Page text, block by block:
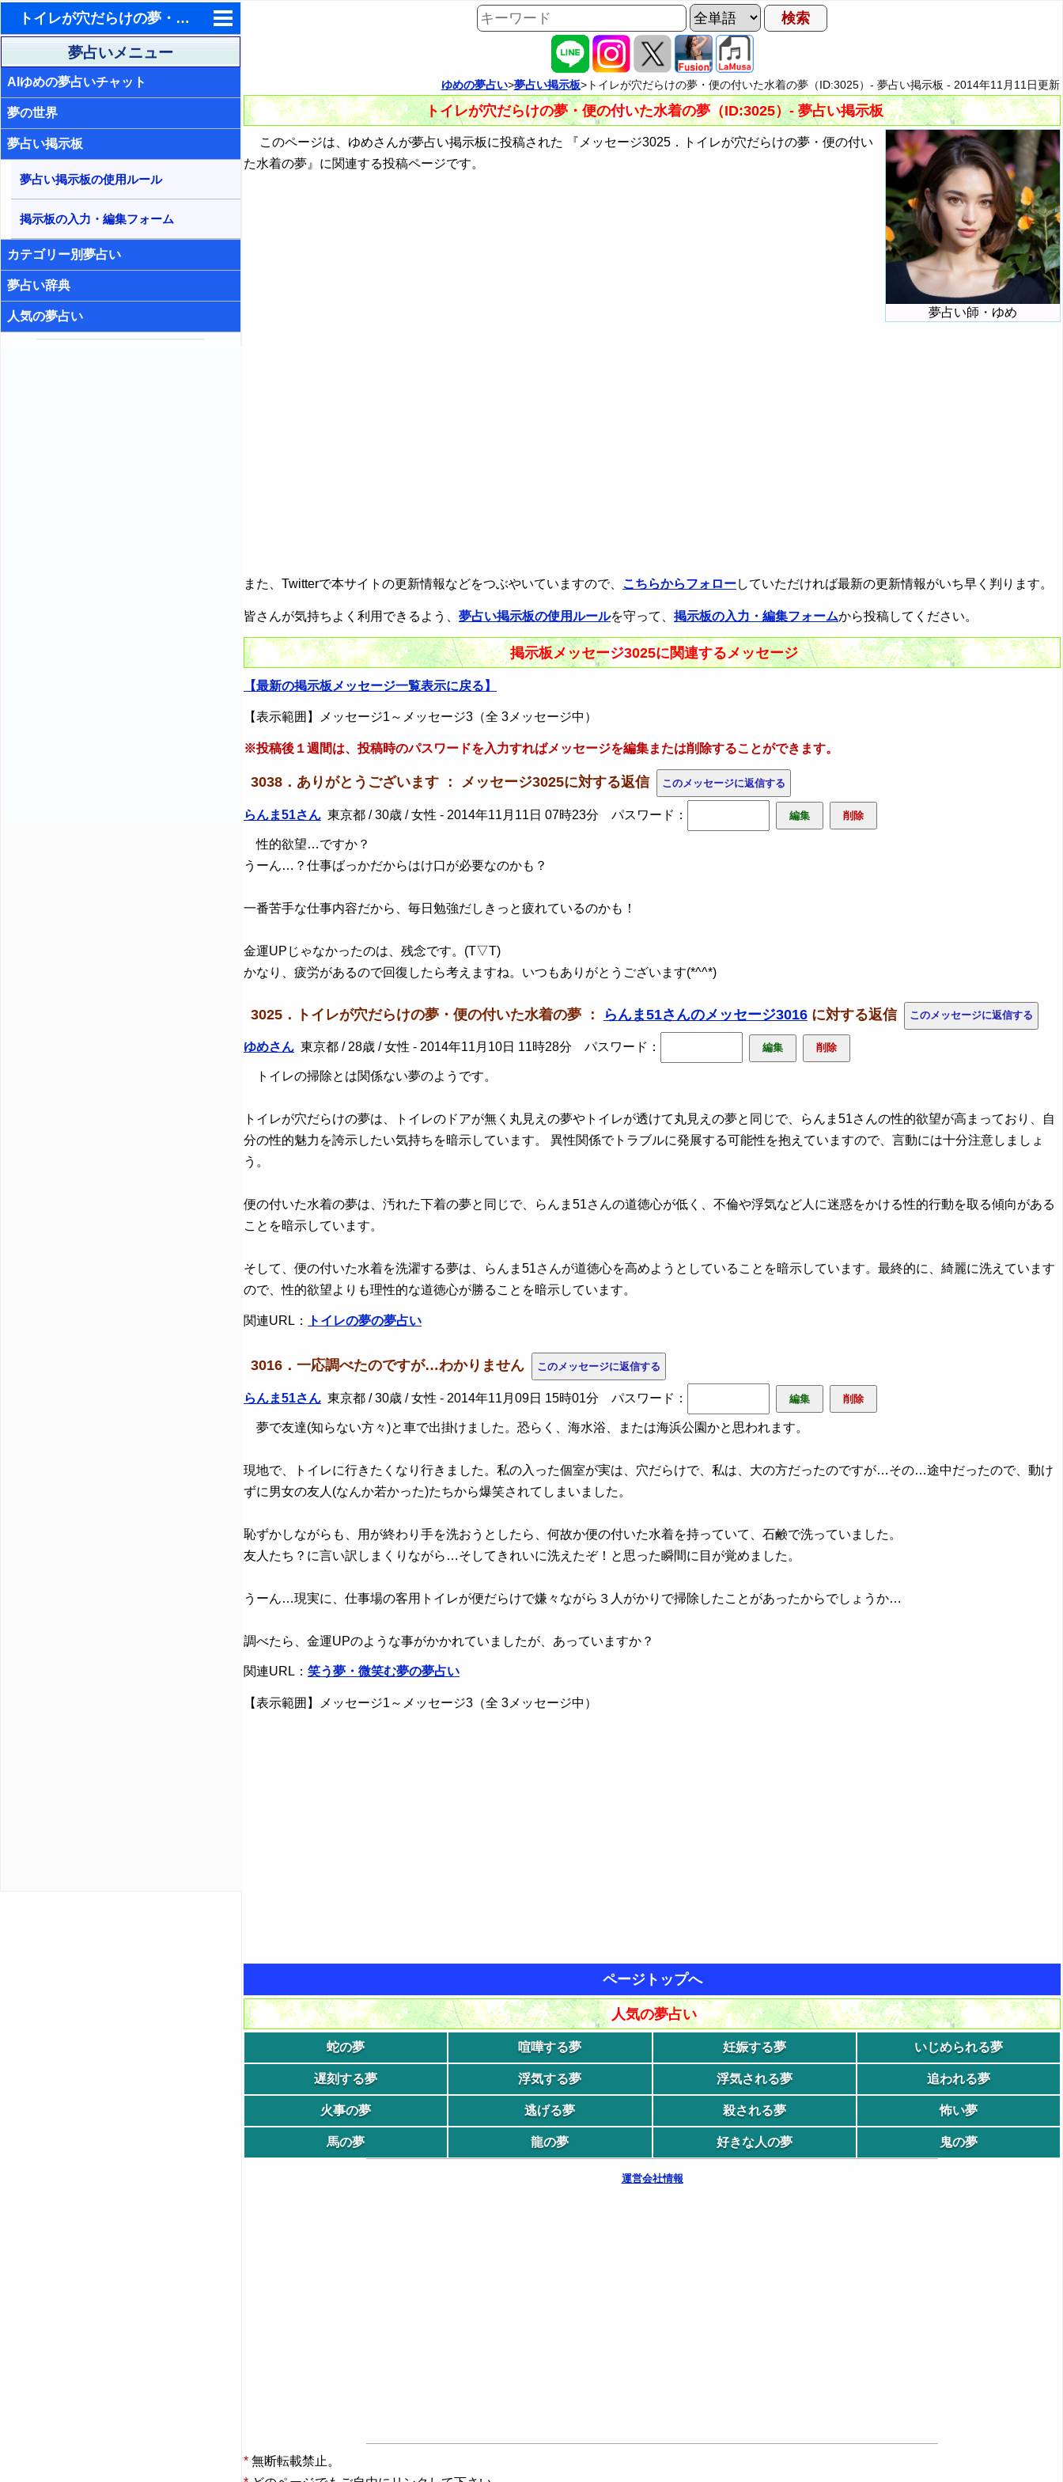
トイレが穴だらけの夢・便の付いた水着の夢（ID:3025）- 夢占い掲示板
東洋・西洋占星術
ホラリー占星術
手相占いで未来診断
タロットカードで無料占い
命名の姓名判断
飛星派風水で住宅開運
男と女の心理学と心理テスト
夢占いメニュー
AIゆめの夢占いチャット
夢の世界
夢占い掲示板
夢占い掲示板の使用ルール
掲示板の入力・編集フォーム
カテゴリー別夢占い
夢占い辞典
人気の夢占い
ゆめの夢占い>夢占い掲示板>トイレが穴だらけの夢・便の付いた水着の夢（ID:3025）- 夢占い掲示板 - 2014年11月11日更新
トイレが穴だらけの夢・便の付いた水着の夢（ID:3025）- 夢占い掲示板
夢占い師・ゆめ
このページは、ゆめさんが夢占い掲示板に投稿された 『メッセージ3025．トイレが穴だらけの夢・便の付い
た水着の夢』に関連する投稿ページです。
また、Twitterで本サイトの更新情報などをつぶやいていますので、 こちらからフォローしていただければ最新の更新情報がいち早く判ります。
皆さんが気持ちよく利用できるよう、 夢占い掲示板の使用ルールを守って、 掲示板の入力・編集フォームから投稿してください。
掲示板メッセージ3025に関連するメッセージ
【最新の掲示板メッセージ一覧表示に戻る】
【表示範囲】メッセージ1～メッセージ3（全 3メッセージ中）
※投稿後１週間は、投稿時のパスワードを入力すればメッセージを編集または削除することができます。
3038．ありがとうございます ： メッセージ3025に対する返信
らんま51さん 東京都 / 30歳 / 女性 - 2014年11月11日 07時23分 パスワード：
性的欲望…ですか？
うーん…？仕事ばっかだからはけ口が必要なのかも？
一番苦手な仕事内容だから、毎日勉強だしきっと疲れているのかも！
金運UPじゃなかったのは、残念です。(T▽T)
かなり、疲労があるので回復したら考えますね。いつもありがとうございます(*^^*)
3025．トイレが穴だらけの夢・便の付いた水着の夢 ： らんま51さんのメッセージ3016に対する返信
ゆめさん 東京都 / 28歳 / 女性 - 2014年11月10日 11時28分 パスワード：
トイレの掃除とは関係ない夢のようです。
トイレが穴だらけの夢は、トイレのドアが無く丸見えの夢やトイレが透けて丸見えの夢と同じで、らんま51さんの性的欲望が高まっており、自
分の性的魅力を誇示したい気持ちを暗示しています。 異性関係でトラブルに発展する可能性を抱えていますので、言動には十分注意しましょ
う。
便の付いた水着の夢は、汚れた下着の夢と同じで、らんま51さんの道徳心が低く、不倫や浮気など人に迷惑をかける性的行動を取る傾向がある
ことを暗示しています。
そして、便の付いた水着を洗濯する夢は、らんま51さんが道徳心を高めようとしていることを暗示しています。最終的に、綺麗に洗えています
ので、性的欲望よりも理性的な道徳心が勝ることを暗示しています。
関連URL： トイレの夢の夢占い
3016．一応調べたのですが…わかりません
らんま51さん 東京都 / 30歳 / 女性 - 2014年11月09日 15時01分 パスワード：
夢で友達(知らない方々)と車で出掛けました。恐らく、海水浴、または海浜公園かと思われます。
現地で、トイレに行きたくなり行きました。私の入った個室が実は、穴だらけで、私は、大の方だったのですが…その…途中だったので、動け
ずに男女の友人(なんか若かった)たちから爆笑されてしまいました。
恥ずかしながらも、用が終わり手を洗おうとしたら、何故か便の付いた水着を持っていて、石鹸で洗っていました。
友人たち？に言い訳しまくりながら…そしてきれいに洗えたぞ！と思った瞬間に目が覚めました。
うーん…現実に、仕事場の客用トイレが便だらけで嫌々ながら３人がかりで掃除したことがあったからでしょうか…
調べたら、金運UPのような事がかかれていましたが、あっていますか？
関連URL： 笑う夢・微笑む夢の夢占い
【表示範囲】メッセージ1～メッセージ3（全 3メッセージ中）
ページトップへ
人気の夢占い
蛇の夢 喧嘩する夢 妊娠する夢 いじめられる夢
遅刻する夢 浮気する夢 浮気される夢 追われる夢
火事の夢 逃げる夢 殺される夢 怖い夢
馬の夢 龍の夢 好きな人の夢 鬼の夢
運営会社情報
* 無断転載禁止。